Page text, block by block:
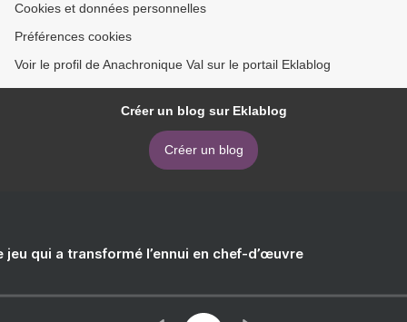
Cookies et données personnelles
Préférences cookies
Voir le profil de Anachronique Val sur le portail Eklablog
Créer un blog sur Eklablog
Créer un blog
jeu qui a transformé l’ennui en chef-d’œuvre